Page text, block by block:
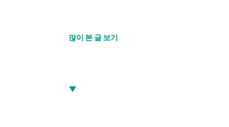
많이 본 글 보기
▼